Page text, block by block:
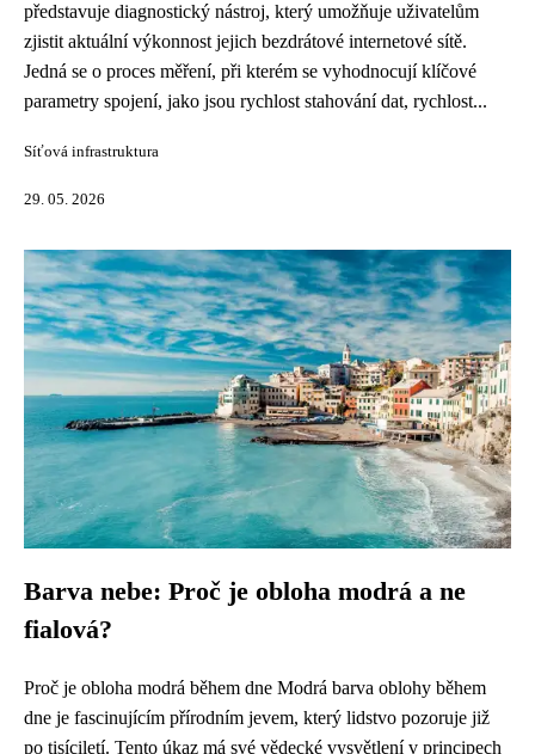
představuje diagnostický nástroj, který umožňuje uživatelům
zjistit aktuální výkonnost jejich bezdrátové internetové sítě.
Jedná se o proces měření, při kterém se vyhodnocují klíčové
parametry spojení, jako jsou rychlost stahování dat, rychlost...
Síťová infrastruktura
29. 05. 2026
Barva nebe: Proč je obloha modrá a ne
fialová?
Proč je obloha modrá během dne Modrá barva oblohy během
dne je fascinujícím přírodním jevem, který lidstvo pozoruje již
po tisíciletí. Tento úkaz má své vědecké vysvětlení v principech